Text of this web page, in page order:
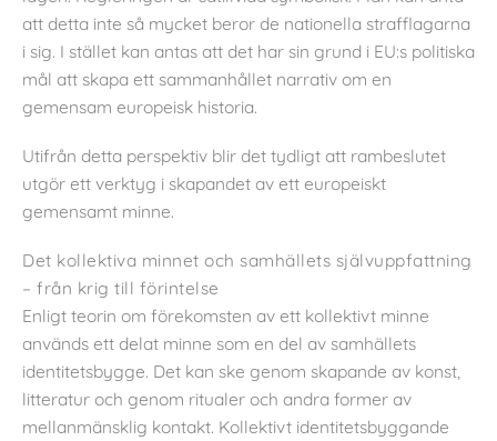
att detta inte så mycket beror de nationella strafflagarna
i sig. I stället kan antas att det har sin grund i EU:s politiska
mål att skapa ett sammanhållet narrativ om en
gemensam europeisk historia.
Utifrån detta perspektiv blir det tydligt att rambeslutet
utgör ett verktyg i skapandet av ett europeiskt
gemensamt minne.
Det kollektiva minnet och samhällets självuppfattning
– från krig till förintelse
Enligt teorin om förekomsten av ett kollektivt minne
används ett delat minne som en del av samhällets
identitetsbygge. Det kan ske genom skapande av konst,
litteratur och genom ritualer och andra former av
mellanmänsklig kontakt. Kollektivt identitetsbyggande